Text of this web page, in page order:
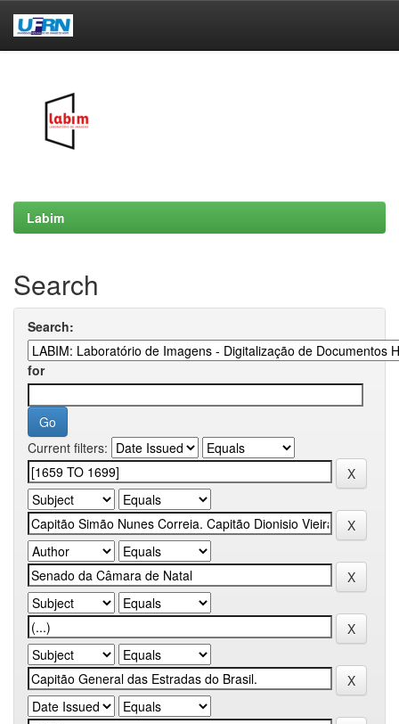
Labim
Search
Search:
for
Current filters: